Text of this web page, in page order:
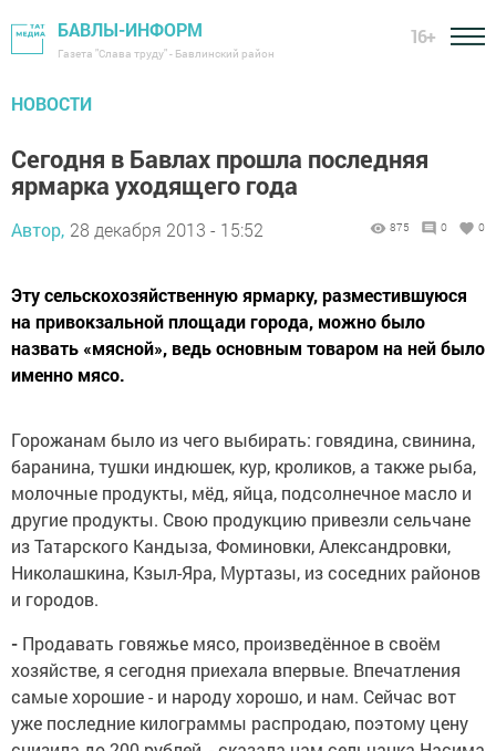
БАВЛЫ-ИНФОРМ
Газета "Слава труду" - Бавлинский район
16+
НОВОСТИ
Сегодня в Бавлах прошла последняя
ярмарка уходящего года
Автор, 28 декабря 2013 - 15:52 875 0 0
Эту сельскохозяйственную ярмарку, разместившуюся
на привокзальной площади города, можно было
назвать «мясной», ведь основным товаром на ней было
именно мясо.
Горожанам было из чего выбирать: говядина, свинина,
баранина, тушки индюшек, кур, кроликов, а также рыба,
молочные продукты, мёд, яйца, подсолнечное масло и
другие продукты. Свою продукцию привезли сельчане
из Татарского Кандыза, Фоминовки, Александровки,
Николашкина, Кзыл-Яра, Муртазы, из соседних районов
и городов.
- Продавать говяжье мясо, произведённое в своём
хозяйстве, я сегодня приехала впервые. Впечатления
самые хорошие - и народу хорошо, и нам. Сейчас вот
уже последние килограммы распродаю, поэтому цену